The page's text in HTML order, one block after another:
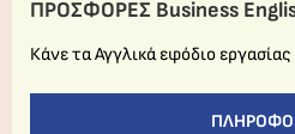
ΠΡΟΣΦΟΡΕΣ Business
Κάνε τα Αγγλικά εφόδιο εργασίας